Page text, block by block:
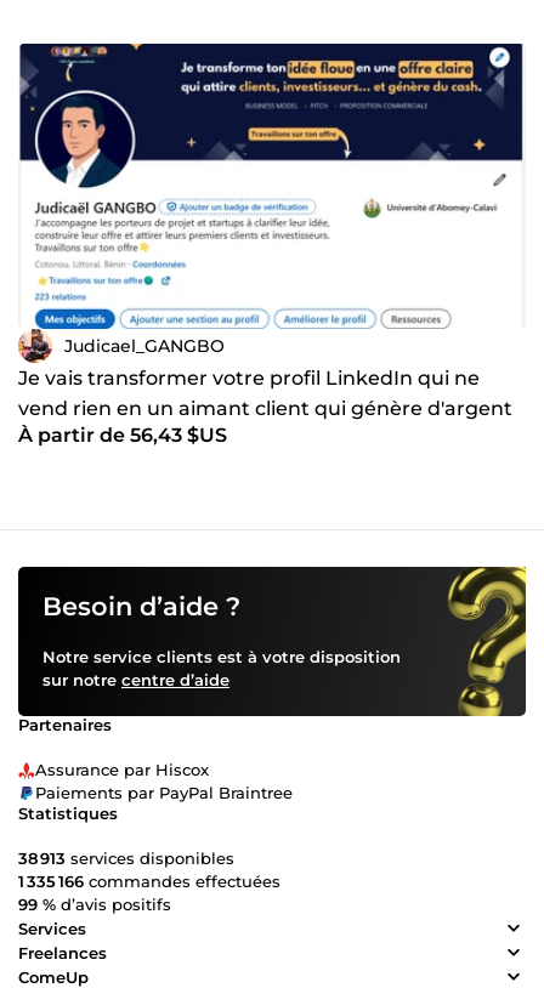
Judicael_GANGBO
Je vais transformer votre profil LinkedIn qui ne
vend rien en un aimant client qui génère d'argent
À partir de 56,43 $US
Besoin d’aide ?
Notre service clients est à votre disposition
sur notre centre d’aide
Partenaires
Assurance par Hiscox
Paiements par PayPal Braintree
Statistiques
38 913 services disponibles
1 335 166 commandes effectuées
99 % d’avis positifs
Services
Freelances
ComeUp